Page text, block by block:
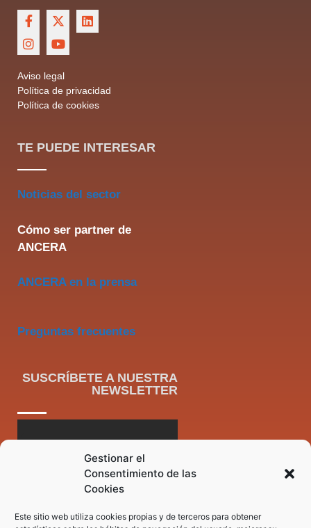
Gestionar el
Consentimiento de las
Cookies
Este sitio web utiliza cookies propias y de terceros para obtener
Aviso legal
Política de privacidad
Política de cookies
TE PUEDE INTERESAR
Noticias del sector
Cómo ser partner de
ANCERA
ANCERA en la prensa
Preguntas frecuentes
SUSCRÍBETE A NUESTRA
NEWSLETTER